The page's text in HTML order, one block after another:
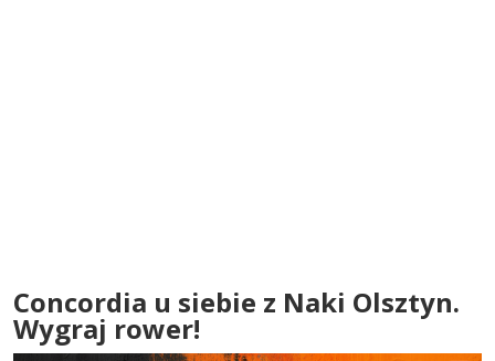
Concordia u siebie z Naki Olsztyn.
Wygraj rower!